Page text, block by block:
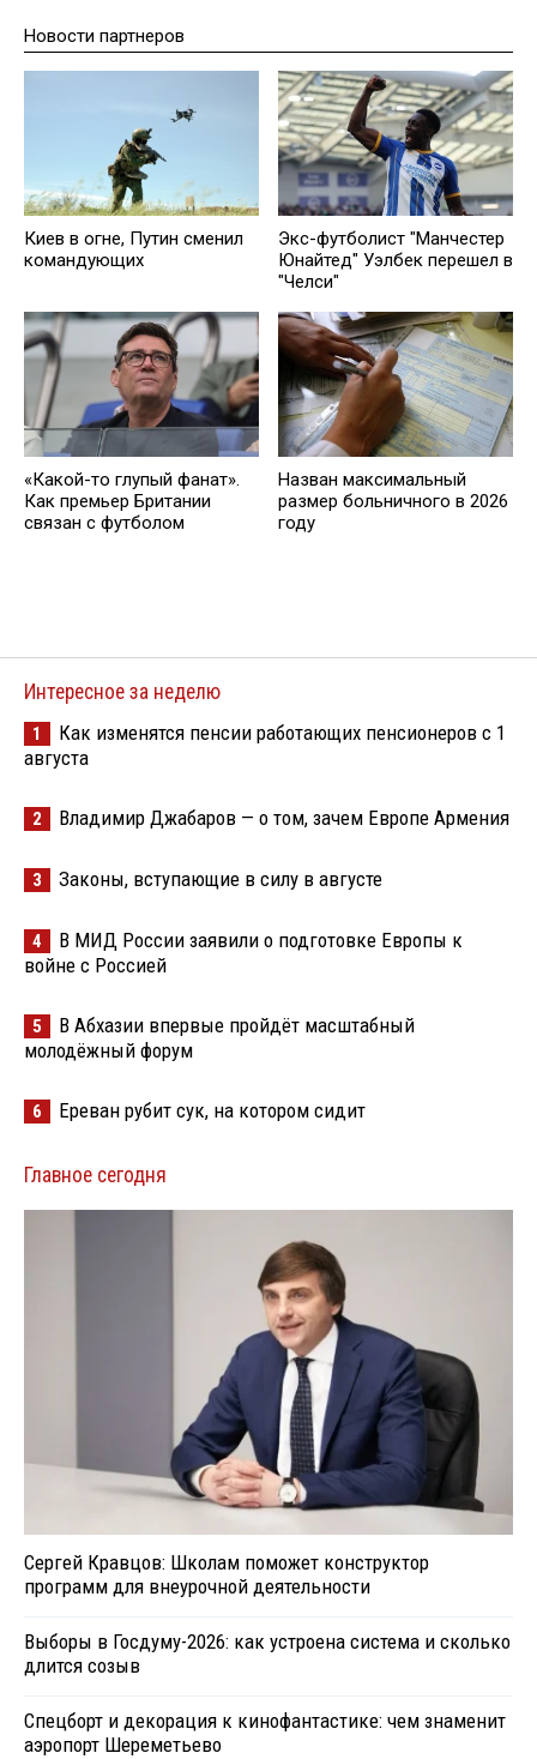
Новости партнеров
Киев в огне, Путин сменил
командующих
Экс-футболист "Манчестер
Юнайтед" Уэлбек перешел в
"Челси"
«Какой-то глупый фанат».
Как премьер Британии
связан с футболом
Назван максимальный
размер больничного в 2026
году
Интересное за неделю
1
Как изменятся пенсии работающих пенсионеров с 1
августа
2 Владимир Джабаров — о том, зачем Европе Армения
3 Законы, вступающие в силу в августе
4
В МИД России заявили о подготовке Европы к
войне с Россией
5
В Абхазии впервые пройдёт масштабный
молодёжный форум
6 Ереван рубит сук, на котором сидит
Главное сегодня
Сергей Кравцов: Школам поможет конструктор
программ для внеурочной деятельности
Выборы в Госдуму-2026: как устроена система и сколько
длится созыв
Спецборт и декорация к кинофантастике: чем знаменит
аэропорт Шереметьево